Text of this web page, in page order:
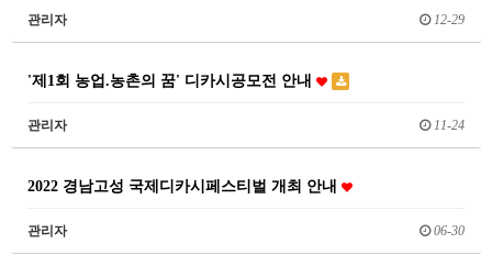
관리자 12-29
'제1회 농업.농촌의 꿈' 디카시공모전 안내
관리자 11-24
2022 경남고성 국제디카시페스티벌 개최 안내
관리자 06-30